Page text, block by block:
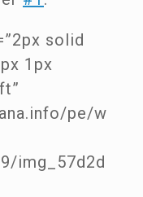
solid
1px
pe/w
img_57d2d